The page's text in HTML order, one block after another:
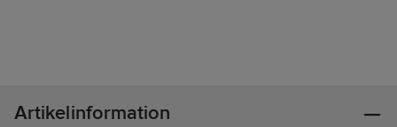
Artikelinformation